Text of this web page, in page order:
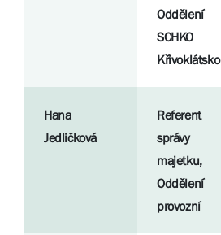
Oddělení
SCHKO
Křivoklátsko
Hana
Jedličková
Referent
správy
majetku,
Oddělení
provozní